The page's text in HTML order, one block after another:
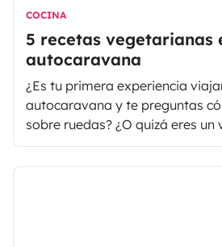
COCINA
5 recetas vegetarianas
autocaravana
¿Es tu primera experiencia
autocaravana y te preguntas
sobre ruedas? ¿O quizá eres
que busca nuevas ideas para
Si tienes apetito pero te faltan